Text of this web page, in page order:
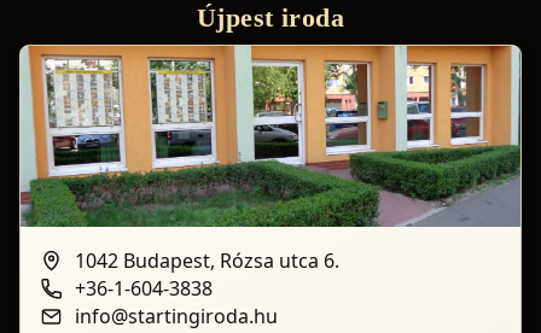
Újpest iroda
1042 Budapest, Rózsa utca 6.
+36-1-604-3838
info@startingiroda.hu